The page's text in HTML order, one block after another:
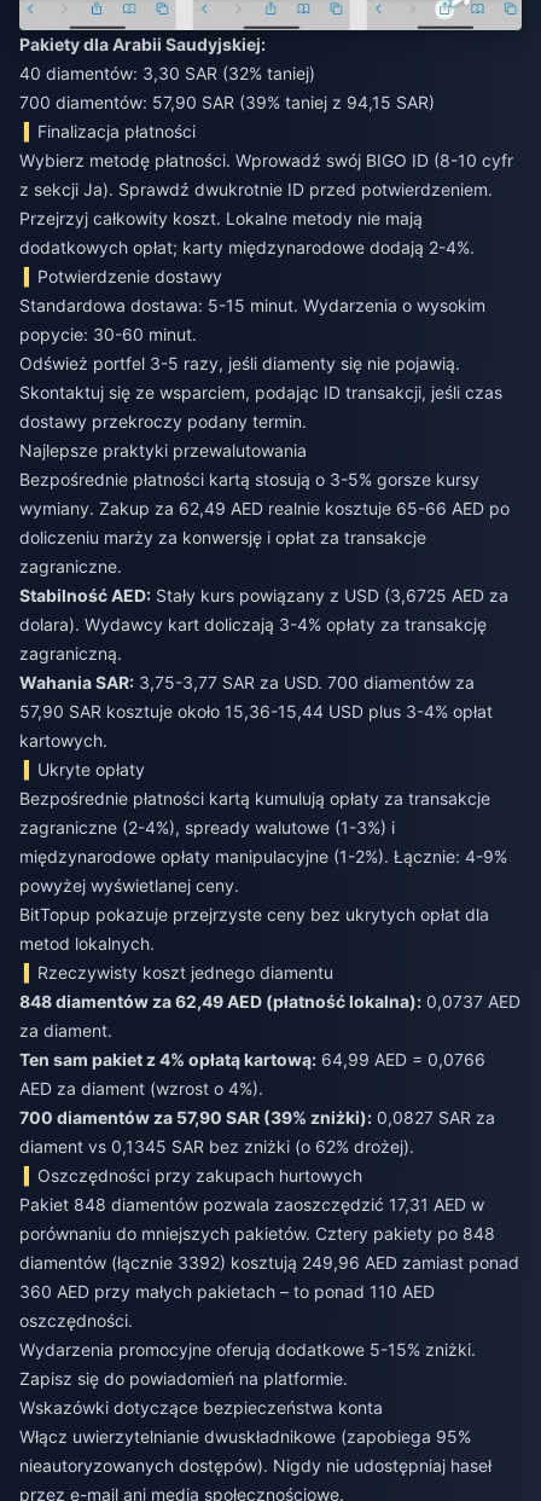
Pakiety dla Arabii Saudyjskiej:
40 diamentów: 3,30 SAR (32% taniej)
700 diamentów: 57,90 SAR (39% taniej z 94,15 SAR)
Finalizacja płatności
Wybierz metodę płatności. Wprowadź swój BIGO ID (8-10 cyfr
z sekcji Ja). Sprawdź dwukrotnie ID przed potwierdzeniem.
Przejrzyj całkowity koszt. Lokalne metody nie mają
dodatkowych opłat; karty międzynarodowe dodają 2-4%.
Potwierdzenie dostawy
Standardowa dostawa: 5-15 minut. Wydarzenia o wysokim
popycie: 30-60 minut.
Odśwież portfel 3-5 razy, jeśli diamenty się nie pojawią.
Skontaktuj się ze wsparciem, podając ID transakcji, jeśli czas
dostawy przekroczy podany termin.
Najlepsze praktyki przewalutowania
Bezpośrednie płatności kartą stosują o 3-5% gorsze kursy
wymiany. Zakup za 62,49 AED realnie kosztuje 65-66 AED po
doliczeniu marży za konwersję i opłat za transakcje
zagraniczne.
Stabilność AED: Stały kurs powiązany z USD (3,6725 AED za
dolara). Wydawcy kart doliczają 3-4% opłaty za transakcję
zagraniczną.
Wahania SAR: 3,75-3,77 SAR za USD. 700 diamentów za
57,90 SAR kosztuje około 15,36-15,44 USD plus 3-4% opłat
kartowych.
Ukryte opłaty
Bezpośrednie płatności kartą kumulują opłaty za transakcje
zagraniczne (2-4%), spready walutowe (1-3%) i
międzynarodowe opłaty manipulacyjne (1-2%). Łącznie: 4-9%
powyżej wyświetlanej ceny.
BitTopup pokazuje przejrzyste ceny bez ukrytych opłat dla
metod lokalnych.
Rzeczywisty koszt jednego diamentu
848 diamentów za 62,49 AED (płatność lokalna): 0,0737 AED
za diament.
Ten sam pakiet z 4% opłatą kartową: 64,99 AED = 0,0766
AED za diament (wzrost o 4%).
700 diamentów za 57,90 SAR (39% zniżki): 0,0827 SAR za
diament vs 0,1345 SAR bez zniżki (o 62% drożej).
Oszczędności przy zakupach hurtowych
Pakiet 848 diamentów pozwala zaoszczędzić 17,31 AED w
porównaniu do mniejszych pakietów. Cztery pakiety po 848
diamentów (łącznie 3392) kosztują 249,96 AED zamiast ponad
360 AED przy małych pakietach – to ponad 110 AED
oszczędności.
Wydarzenia promocyjne oferują dodatkowe 5-15% zniżki.
Zapisz się do powiadomień na platformie.
Wskazówki dotyczące bezpieczeństwa konta
Włącz uwierzytelnianie dwuskładnikowe (zapobiega 95%
nieautoryzowanych dostępów). Nigdy nie udostępniaj haseł
przez e-mail ani media społecznościowe.